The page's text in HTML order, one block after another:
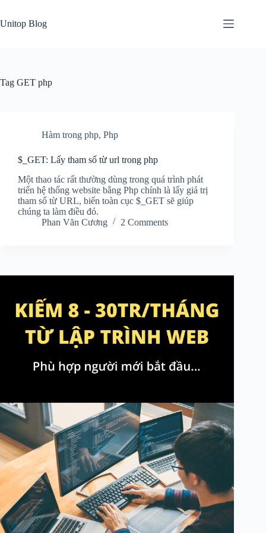
content
Unitop Blog
Tag GET php
Hàm trong php, Php
$_GET: Lấy tham số từ url trong php
Một thao tác rất thường dùng trong quá trình phát
triển hệ thống website bằng Php chính là lấy giá trị
tham số từ URL, biến toàn cục $_GET sẽ giúp
chúng ta làm điều đó.
Phan Văn Cương
2 Comments